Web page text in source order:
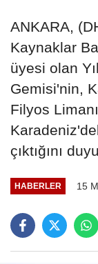
ANKARA,
Kaynaklar
üyesi olan
Gemisi'nin,
Filyos
çıktığını
HABERLER 15